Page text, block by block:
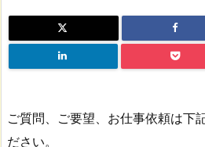
ご質問、ご要望、お仕事依頼は下
ださい。